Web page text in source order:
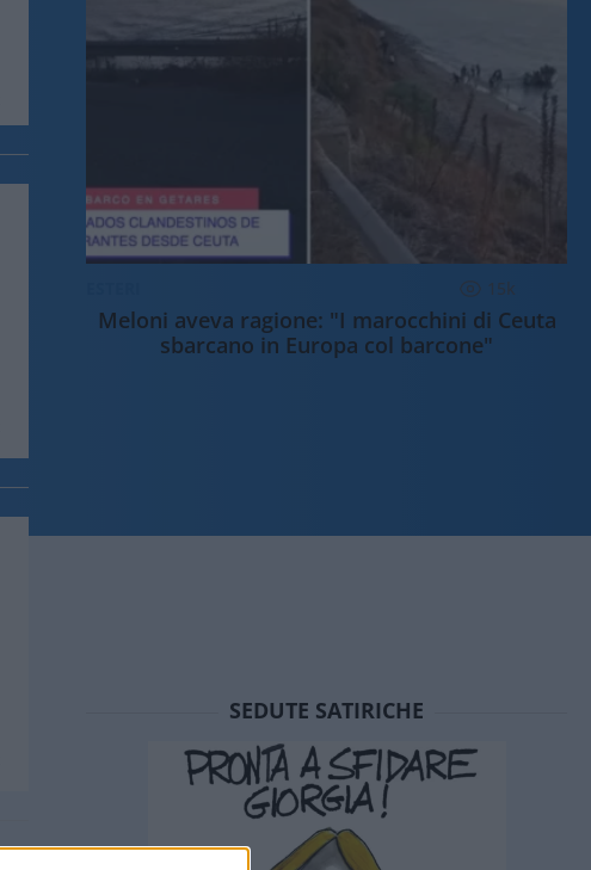
15k
Meloni aveva ragione: "I marocchini di Ceuta
sbarcano in Europa col barcone"
SEDUTE SATIRICHE